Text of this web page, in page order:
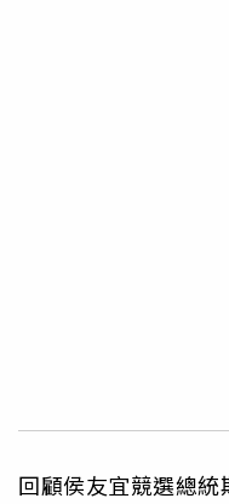
回顧侯友宜競選總